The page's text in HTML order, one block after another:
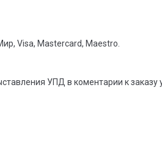
Visa, Mastercard, Maestro.
УПД в коментарии к